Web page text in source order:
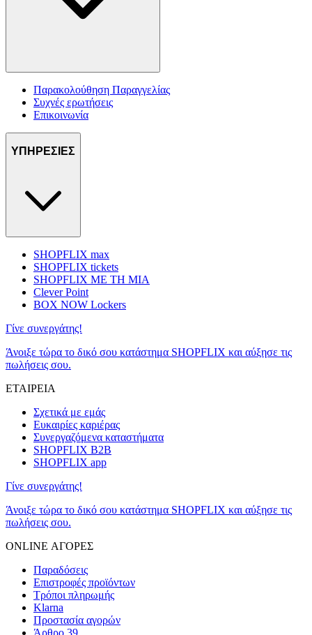
Παρακολούθηση Παραγγελίας
Συχνές ερωτήσεις
Επικοινωνία
ΥΠΗΡΕΣΙΕΣ
SHOPFLIX max
SHOPFLIX tickets
SHOPFLIX ΜΕ ΤΗ ΜΙΑ
Clever Point
BOX NOW Lockers
Γίνε συνεργάτης!
Άνοιξε τώρα το δικό σου κατάστημα SHOPFLIX και αύξησε τις
πωλήσεις σου.
ΕΤΑΙΡΕΙΑ
Σχετικά με εμάς
Ευκαιρίες καριέρας
Συνεργαζόμενα καταστήματα
SHOPFLIX B2B
SHOPFLIX app
Γίνε συνεργάτης!
Άνοιξε τώρα το δικό σου κατάστημα SHOPFLIX και αύξησε τις
πωλήσεις σου.
ONLINE ΑΓΟΡΕΣ
Παραδόσεις
Επιστροφές προϊόντων
Τρόποι πληρωμής
Klarna
Προστασία αγορών
Άρθρο 39